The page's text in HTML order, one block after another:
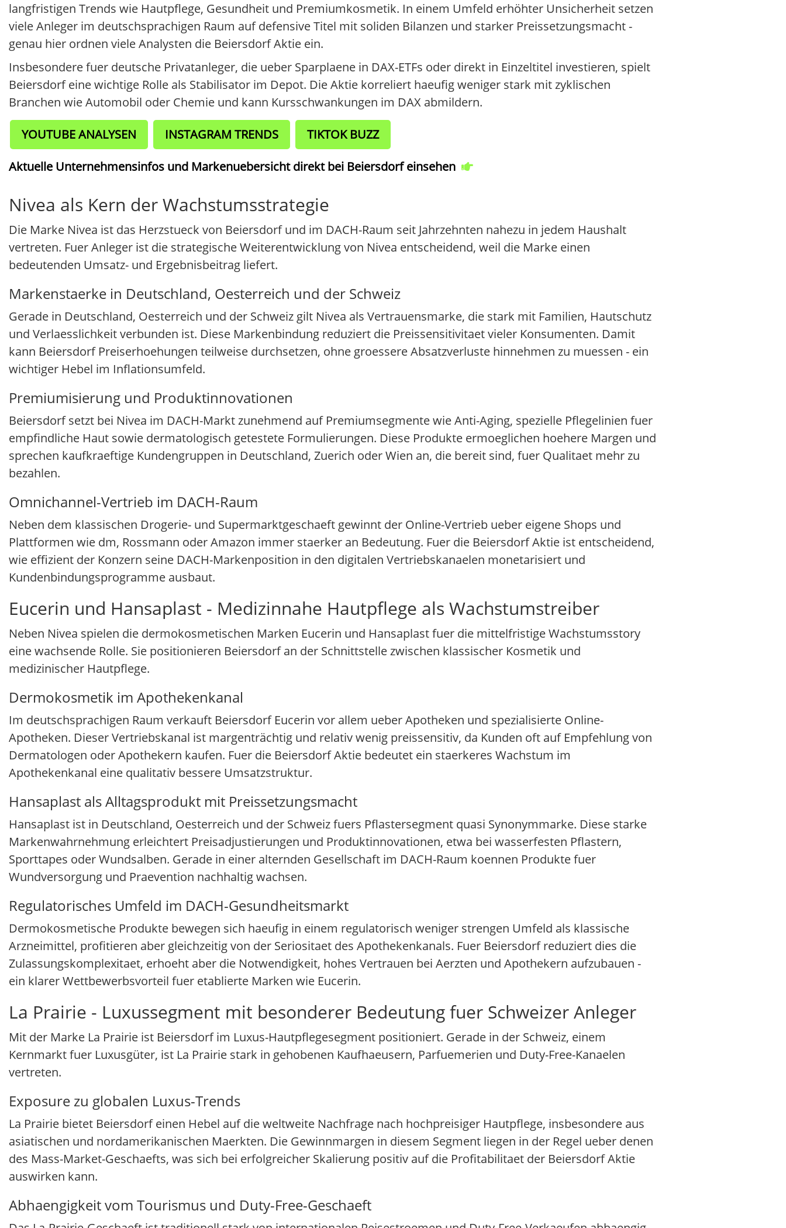
langfristigen Trends wie Hautpflege, Gesundheit und Premiumkosmetik. In einem Umfeld erhöhter Unsicherheit setzen
viele Anleger im deutschsprachigen Raum auf defensive Titel mit soliden Bilanzen und starker Preissetzungsmacht -
genau hier ordnen viele Analysten die Beiersdorf Aktie ein.
Insbesondere fuer deutsche Privatanleger, die ueber Sparplaene in DAX-ETFs oder direkt in Einzeltitel investieren, spielt
Beiersdorf eine wichtige Rolle als Stabilisator im Depot. Die Aktie korreliert haeufig weniger stark mit zyklischen
Branchen wie Automobil oder Chemie und kann Kursschwankungen im DAX abmildern.
YOUTUBE ANALYSEN INSTAGRAM TRENDS TIKTOK BUZZ
Aktuelle Unternehmensinfos und Markenuebersicht direkt bei Beiersdorf einsehen
Nivea als Kern der Wachstumsstrategie
Die Marke Nivea ist das Herzstueck von Beiersdorf und im DACH-Raum seit Jahrzehnten nahezu in jedem Haushalt
vertreten. Fuer Anleger ist die strategische Weiterentwicklung von Nivea entscheidend, weil die Marke einen
bedeutenden Umsatz- und Ergebnisbeitrag liefert.
Markenstaerke in Deutschland, Oesterreich und der Schweiz
Gerade in Deutschland, Oesterreich und der Schweiz gilt Nivea als Vertrauensmarke, die stark mit Familien, Hautschutz
und Verlaesslichkeit verbunden ist. Diese Markenbindung reduziert die Preissensitivitaet vieler Konsumenten. Damit
kann Beiersdorf Preiserhoehungen teilweise durchsetzen, ohne groessere Absatzverluste hinnehmen zu muessen - ein
wichtiger Hebel im Inflationsumfeld.
Premiumisierung und Produktinnovationen
Beiersdorf setzt bei Nivea im DACH-Markt zunehmend auf Premiumsegmente wie Anti-Aging, spezielle Pflegelinien fuer
empfindliche Haut sowie dermatologisch getestete Formulierungen. Diese Produkte ermoeglichen hoehere Margen und
sprechen kaufkraeftige Kundengruppen in Deutschland, Zuerich oder Wien an, die bereit sind, fuer Qualitaet mehr zu
bezahlen.
Omnichannel-Vertrieb im DACH-Raum
Neben dem klassischen Drogerie- und Supermarktgeschaeft gewinnt der Online-Vertrieb ueber eigene Shops und
Plattformen wie dm, Rossmann oder Amazon immer staerker an Bedeutung. Fuer die Beiersdorf Aktie ist entscheidend,
wie effizient der Konzern seine DACH-Markenposition in den digitalen Vertriebskanaelen monetarisiert und
Kundenbindungsprogramme ausbaut.
Eucerin und Hansaplast - Medizinnahe Hautpflege als Wachstumstreiber
Neben Nivea spielen die dermokosmetischen Marken Eucerin und Hansaplast fuer die mittelfristige Wachstumsstory
eine wachsende Rolle. Sie positionieren Beiersdorf an der Schnittstelle zwischen klassischer Kosmetik und
medizinischer Hautpflege.
Dermokosmetik im Apothekenkanal
Im deutschsprachigen Raum verkauft Beiersdorf Eucerin vor allem ueber Apotheken und spezialisierte Online-
Apotheken. Dieser Vertriebskanal ist margenträchtig und relativ wenig preissensitiv, da Kunden oft auf Empfehlung von
Dermatologen oder Apothekern kaufen. Fuer die Beiersdorf Aktie bedeutet ein staerkeres Wachstum im
Apothekenkanal eine qualitativ bessere Umsatzstruktur.
Hansaplast als Alltagsprodukt mit Preissetzungsmacht
Hansaplast ist in Deutschland, Oesterreich und der Schweiz fuers Pflastersegment quasi Synonymmarke. Diese starke
Markenwahrnehmung erleichtert Preisadjustierungen und Produktinnovationen, etwa bei wasserfesten Pflastern,
Sporttapes oder Wundsalben. Gerade in einer alternden Gesellschaft im DACH-Raum koennen Produkte fuer
Wundversorgung und Praevention nachhaltig wachsen.
Regulatorisches Umfeld im DACH-Gesundheitsmarkt
Dermokosmetische Produkte bewegen sich haeufig in einem regulatorisch weniger strengen Umfeld als klassische
Arzneimittel, profitieren aber gleichzeitig von der Seriositaet des Apothekenkanals. Fuer Beiersdorf reduziert dies die
Zulassungskomplexitaet, erhoeht aber die Notwendigkeit, hohes Vertrauen bei Aerzten und Apothekern aufzubauen -
ein klarer Wettbewerbsvorteil fuer etablierte Marken wie Eucerin.
La Prairie - Luxussegment mit besonderer Bedeutung fuer Schweizer Anleger
Mit der Marke La Prairie ist Beiersdorf im Luxus-Hautpflegesegment positioniert. Gerade in der Schweiz, einem
Kernmarkt fuer Luxusgüter, ist La Prairie stark in gehobenen Kaufhaeusern, Parfuemerien und Duty-Free-Kanaelen
vertreten.
Exposure zu globalen Luxus-Trends
La Prairie bietet Beiersdorf einen Hebel auf die weltweite Nachfrage nach hochpreisiger Hautpflege, insbesondere aus
asiatischen und nordamerikanischen Maerkten. Die Gewinnmargen in diesem Segment liegen in der Regel ueber denen
des Mass-Market-Geschaefts, was sich bei erfolgreicher Skalierung positiv auf die Profitabilitaet der Beiersdorf Aktie
auswirken kann.
Abhaengigkeit vom Tourismus und Duty-Free-Geschaeft